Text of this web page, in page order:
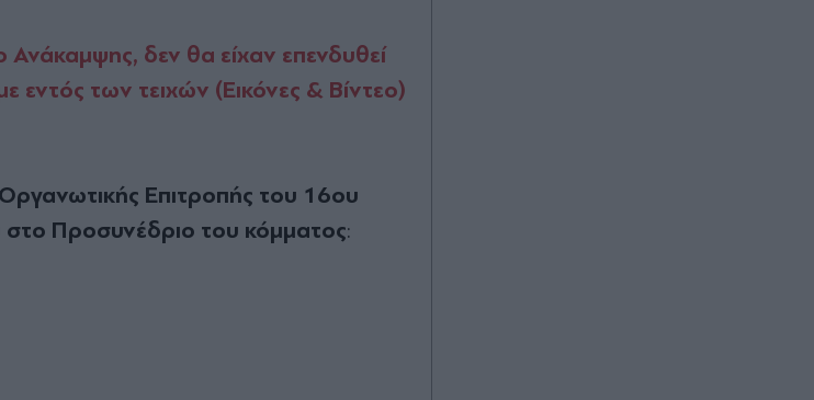
δεν θα είχαν επενδυθεί
εντός των τειχών (Εικόνες & Βίντεο)
Επιτροπής του 16ου
Προσυνέδριο του κόμματος: